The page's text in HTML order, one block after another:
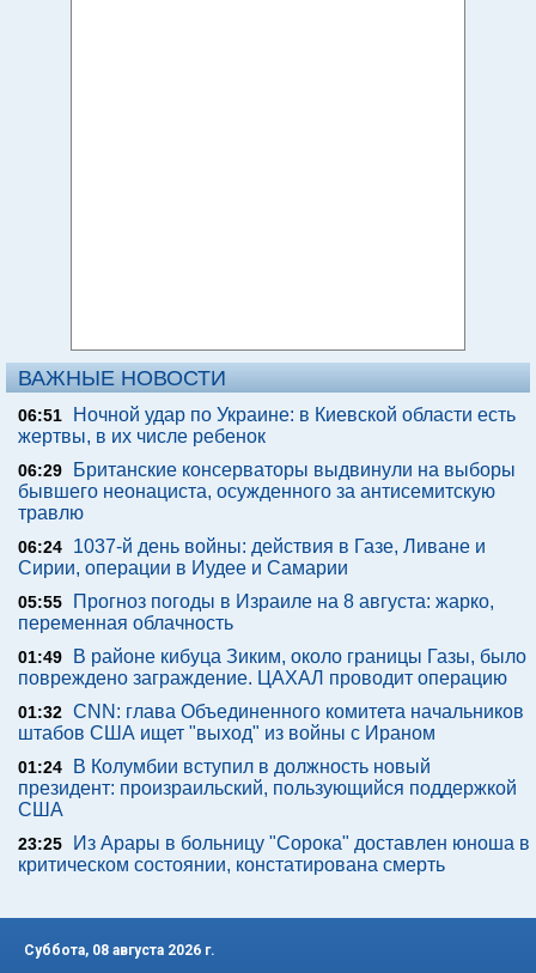
ВАЖНЫЕ НОВОСТИ
06:51
Ночной удар по Украине: в Киевской области есть
жертвы, в их числе ребенок
06:29
Британские консерваторы выдвинули на выборы
бывшего неонациста, осужденного за антисемитскую
травлю
06:24
1037-й день войны: действия в Газе, Ливане и
Сирии, операции в Иудее и Самарии
05:55
Прогноз погоды в Израиле на 8 августа: жарко,
переменная облачность
01:49
В районе кибуца Зиким, около границы Газы, было
повреждено заграждение. ЦАХАЛ проводит операцию
01:32 CNN: глава Объединенного комитета начальников
штабов США ищет "выход" из войны с Ираном
01:24
В Колумбии вступил в должность новый
президент: произраильский, пользующийся поддержкой
США
23:25
Из Арары в больницу "Сорока" доставлен юноша в
критическом состоянии, констатирована смерть
Суббота, 08 августа 2026 г.